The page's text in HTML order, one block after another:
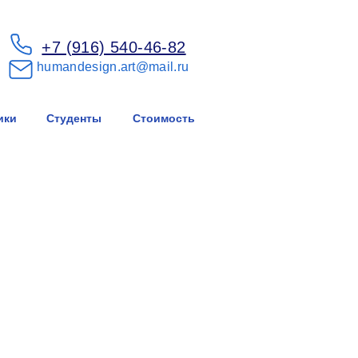
+7 (916) 540-46-82
humandesign.art@mail.ru
Студенты Стоимость